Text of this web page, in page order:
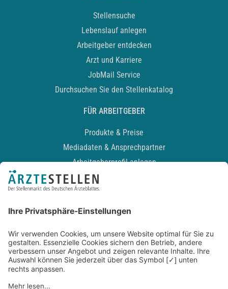
Stellensuche
Lebenslauf anlegen
Arbeitgeber entdecken
Arzt und Karriere
JobMail Service
Durchsuchen Sie den Stellenkatalog
FÜR ARBEITGEBER
Produkte & Preise
Mediadaten & Ansprechpartner
Arbeitgeberprofil anlegen
Recruiting-Podcast
Kontakt
Datenschutz
Newsletter